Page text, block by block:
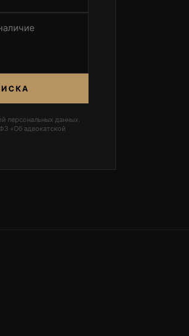
персональных данных.
«Об адвокатской